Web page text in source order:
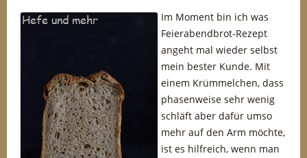
Im Moment bin ich was
Feierabendbrot-Rezept
angeht mal wieder selbst
mein bester Kunde. Mit
einem Krümmelchen, dass
phasenweise sehr wenig
schläft aber dafür umso
mehr auf den Arm möchte,
ist es hilfreich, wenn man